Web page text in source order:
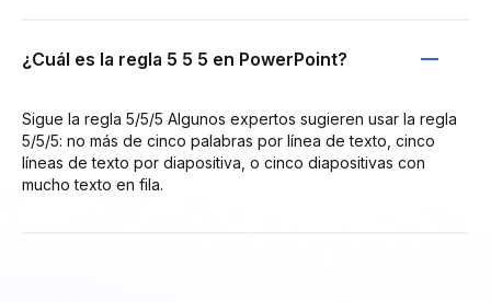
¿Cuál es la regla 5 5 5 en PowerPoint?
Sigue la regla 5/5/5 Algunos expertos sugieren usar la regla
5/5/5: no más de cinco palabras por línea de texto, cinco
líneas de texto por diapositiva, o cinco diapositivas con
mucho texto en fila.